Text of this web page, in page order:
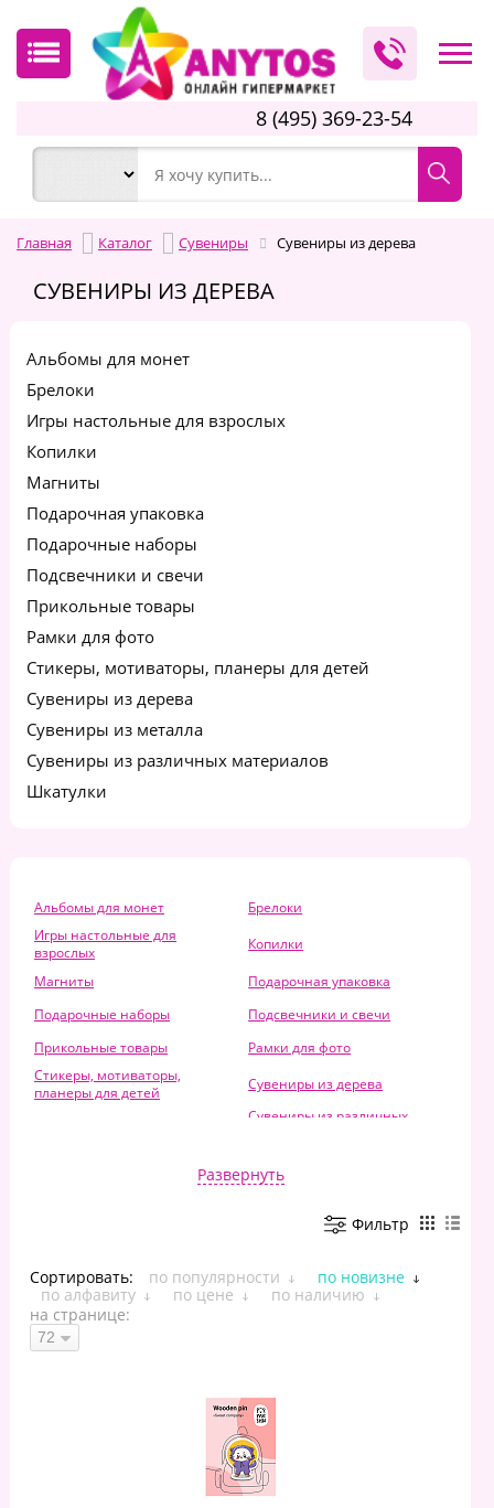
8 (495) 369-23-54
Главная Каталог Сувениры Сувениры из дерева
СУВЕНИРЫ ИЗ ДЕРЕВА
Альбомы для монет
Брелоки
Игры настольные для взрослых
Копилки
Магниты
Подарочная упаковка
Подарочные наборы
Подсвечники и свечи
Прикольные товары
Рамки для фото
Стикеры, мотиваторы, планеры для детей
Сувениры из дерева
Сувениры из металла
Сувениры из различных материалов
Шкатулки
Альбомы для монет
Брелоки
Игры настольные для
взрослых
Копилки
Магниты
Подарочная упаковка
Подарочные наборы
Подсвечники и свечи
Прикольные товары
Рамки для фото
Стикеры, мотиваторы,
планеры для детей
Сувениры из дерева
Сувениры из различных
Развернуть
Фильтр
Сортировать: по популярности
по новизне
по алфавиту
по цене
по наличию
на странице: